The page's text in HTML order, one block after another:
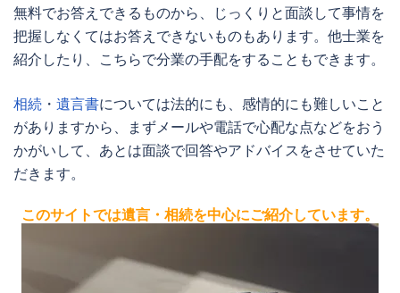
無料でお答えできるものから、じっくりと面談して事情を
把握しなくてはお答えできないものもあります。他士業を
紹介したり、こちらで分業の手配をすることもできます。
相続 ・ 遺言書については法的にも、感情的にも難しいこと
がありますから、まずメールや電話で心配な点などをおう
かがいして、あとは面談で回答やアドバイスをさせていた
だきます。
このサイトでは遺言・相続を中心にご紹介しています。